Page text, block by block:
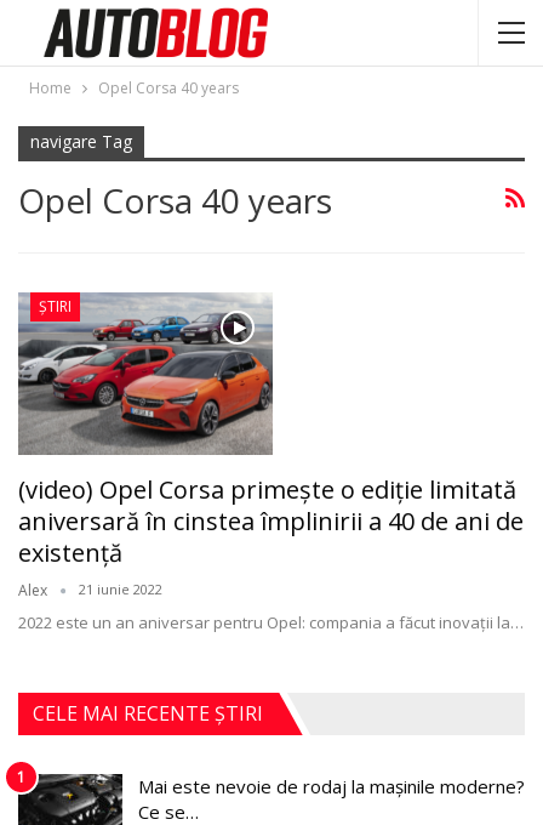
Home Opel Corsa 40 years
navigare Tag
Opel Corsa 40 years
ȘTIRI
(video) Opel Corsa primeşte o ediţie limitată
aniversară în cinstea împlinirii a 40 de ani de
existenţă
Alex 21 iunie 2022
2022 este un an aniversar pentru Opel: compania a făcut inovații la…
CELE MAI RECENTE ȘTIRI
1
Mai este nevoie de rodaj la mașinile moderne?
Ce se…